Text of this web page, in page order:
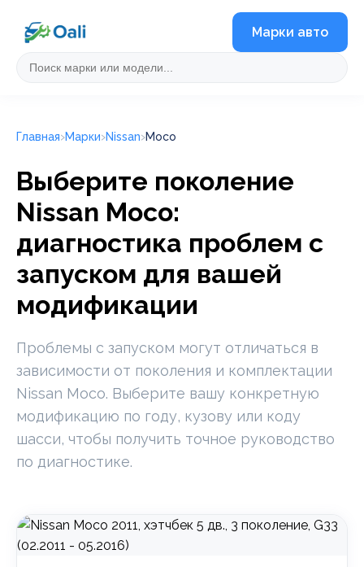
Марки авто
Главная Марки Nissan Moco
Выберите поколение
Nissan Moco:
диагностика проблем с
запуском для вашей
модификации
Проблемы с запуском могут отличаться в
зависимости от поколения и комплектации
Nissan Moco. Выберите вашу конкретную
модификацию по году, кузову или коду
шасси, чтобы получить точное руководство
по диагностике.